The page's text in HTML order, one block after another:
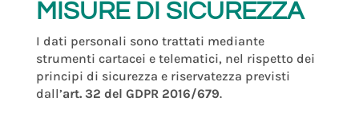
MISURE DI SICUREZZA
I dati personali sono trattati mediante
strumenti cartacei e telematici, nel rispetto dei
principi di sicurezza e riservatezza previsti
dall’art. 32 del GDPR 2016/679.